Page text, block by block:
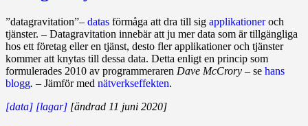
”datagravitation”– datas förmåga att dra till sig applikationeroch
tjänster. – Datagravitation innebär att ju mer data som är tillgängliga
hos ett företag eller en tjänst, desto fler applikationer och tjänster
kommer att knytas till dessa data. Detta enligt en princip som
formulerades 2010 av programmeraren Dave McCrory – se hans
blogg. – Jämför med nätverkseffekten.
[data] [lagar] [ändrad 11 juni 2020]